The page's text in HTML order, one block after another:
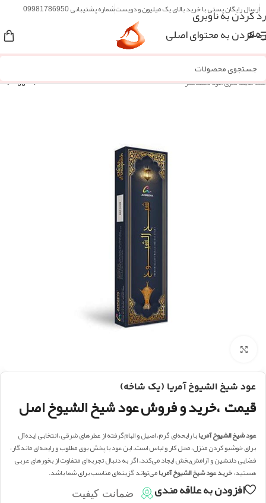
رد کردن به ناوبری
رد کردن به محتوای اصلی
ارسال رایگان پستی با خرید بالای یک میلیون و دویستشماره پشتیبانی 09981786950
منو
خانه/مایند گالری/عود دست ساز
عود شیخ الشیوخ آمریا (یک شاخه)
قیمت ،خرید و فروش عود شیخ الشیوخ اصل
عود شیخ الشیوخ آمریابا رایحه‌ای گرم، اصیل و الهام‌گرفته از عطرهای شرقی، انتخابی ایده‌آل
برای خوشبو کردن منزل، محل کار و لباس است. این عود با پخش بوی مطلوب و رایحه‌ای ماندگار،
فضایی دلنشین و آرامش‌بخش ایجاد می‌کند. اگر به دنبال تجربه‌ای متفاوت از بخورهای عربی
هستید،خرید عود شیخ الشیوخ آمریامی‌تواند گزینه‌ای مناسب برای شما باشد.
افزودن به علاقه مندی ضمانت کیفیت